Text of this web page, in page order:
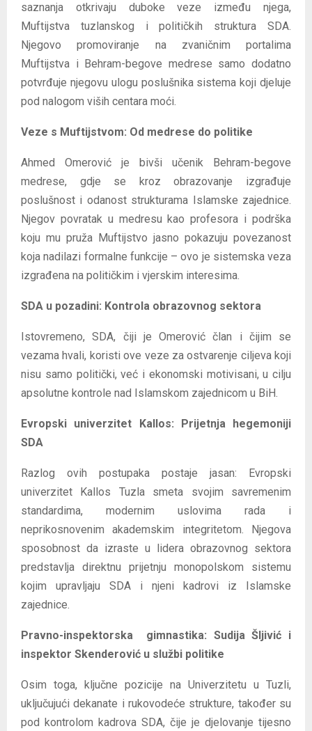
saznanja otkrivaju duboke veze između njega,
Muftijstva tuzlanskog i političkih struktura SDA.
Njegovo promoviranje na zvaničnim portalima
Muftijstva i Behram-begove medrese samo dodatno
potvrđuje njegovu ulogu poslušnika sistema koji djeluje
pod nalogom viših centara moći.
Veze s Muftijstvom: Od medrese do politike
Ahmed Omerović je bivši učenik Behram-begove
medrese, gdje se kroz obrazovanje izgrađuje
poslušnost i odanost strukturama Islamske zajednice.
Njegov povratak u medresu kao profesora i podrška
koju mu pruža Muftijstvo jasno pokazuju povezanost
koja nadilazi formalne funkcije – ovo je sistemska veza
izgrađena na političkim i vjerskim interesima.
SDA u pozadini: Kontrola obrazovnog sektora
Istovremeno, SDA, čiji je Omerović član i čijim se
vezama hvali, koristi ove veze za ostvarenje ciljeva koji
nisu samo politički, već i ekonomski motivisani, u cilju
apsolutne kontrole nad Islamskom zajednicom u BiH.
Evropski univerzitet Kallos: Prijetnja hegemoniji
SDA
Razlog ovih postupaka postaje jasan: Evropski
univerzitet Kallos Tuzla smeta svojim savremenim
standardima, modernim uslovima rada i
neprikosnovenim akademskim integritetom. Njegova
sposobnost da izraste u lidera obrazovnog sektora
predstavlja direktnu prijetnju monopolskom sistemu
kojim upravljaju SDA i njeni kadrovi iz Islamske
zajednice.
Pravno-inspektorska gimnastika: Sudija Šljivić i
inspektor Skenderović u službi politike
Osim toga, ključne pozicije na Univerzitetu u Tuzli,
uključujući dekanate i rukovodeće strukture, također su
pod kontrolom kadrova SDA, čije je djelovanje tijesno